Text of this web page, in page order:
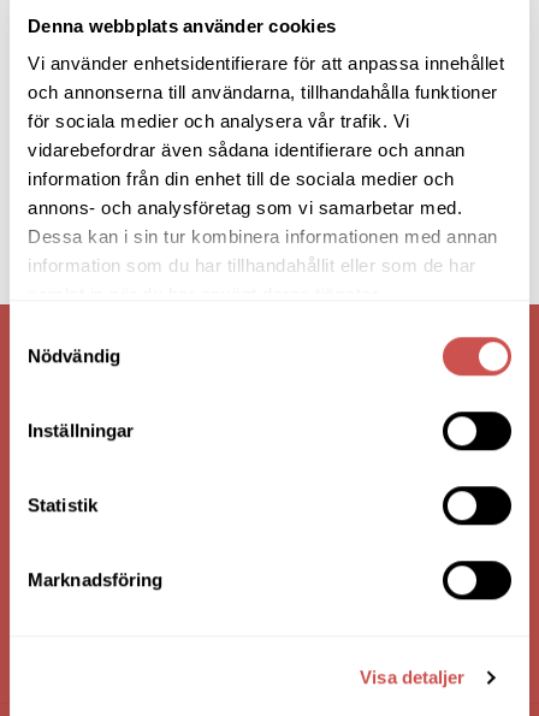
Denna webbplats använder cookies
Vi använder enhetsidentifierare för att anpassa innehållet
och annonserna till användarna, tillhandahålla funktioner
för sociala medier och analysera vår trafik. Vi
vidarebefordrar även sådana identifierare och annan
information från din enhet till de sociala medier och
annons- och analysföretag som vi samarbetar med.
Dessa kan i sin tur kombinera informationen med annan
information som du har tillhandahållit eller som de har
Nödvändig
Inställningar
Statistik
Marknadsföring
Visa detaljer
VI ÄR: TRYGGHET - SERVICE - KVALITET